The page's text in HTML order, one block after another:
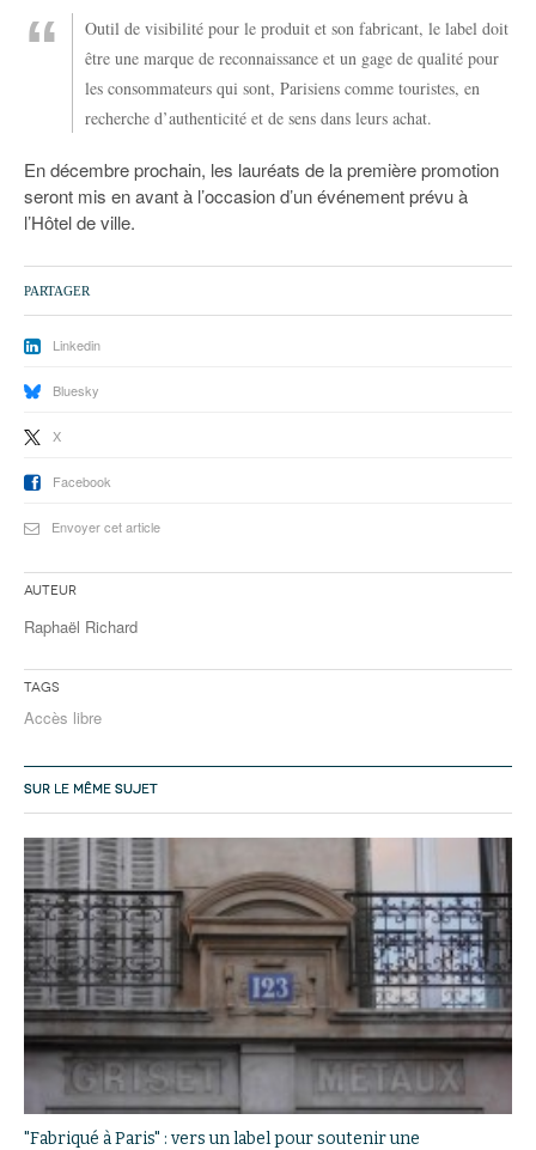
Outil de visibilité pour le produit et son fabricant, le label doit
être une marque de reconnaissance et un gage de qualité pour
les consommateurs qui sont, Parisiens comme touristes, en
recherche d’authenticité et de sens dans leurs achat.
En décembre prochain, les lauréats de la première promotion
seront mis en avant à l’occasion d’un événement prévu à
l’Hôtel de ville.
PARTAGER
Linkedin
Bluesky
X
Facebook
Envoyer cet article
Auteur
Raphaël Richard
Tags
Accès libre
SUR LE MÊME SUJET
"Fabriqué à Paris" : vers un label pour soutenir une